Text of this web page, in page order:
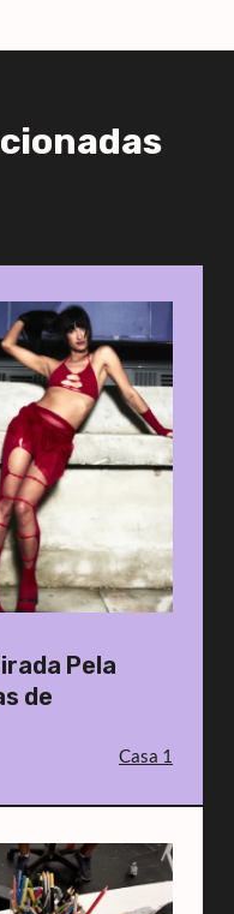
Pela
de
Casa 1